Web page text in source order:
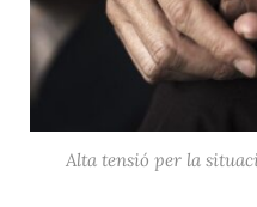
Alta tensió per la